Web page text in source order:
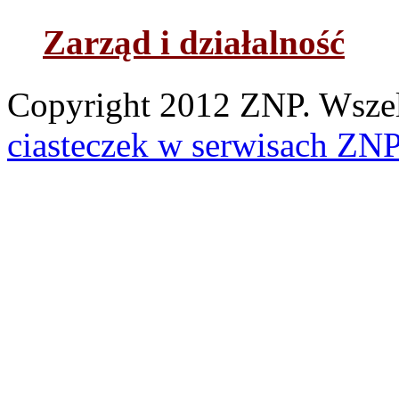
Zarząd i działalność
Copyright 2012 ZNP.
ciasteczek w serwisach